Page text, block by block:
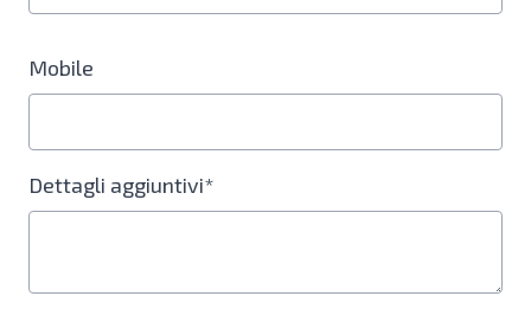
Mobile
Dettagli aggiuntivi*